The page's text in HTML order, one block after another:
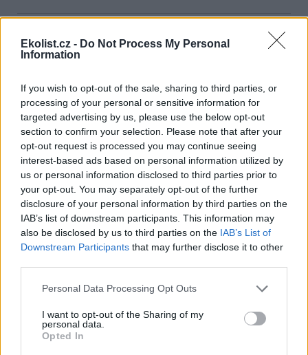
Ekolist.cz - Do Not Process My Personal
Information
If you wish to opt-out of the sale, sharing to third parties, or
processing of your personal or sensitive information for
targeted advertising by us, please use the below opt-out
section to confirm your selection. Please note that after your
opt-out request is processed you may continue seeing
interest-based ads based on personal information utilized by
us or personal information disclosed to third parties prior to
your opt-out. You may separately opt-out of the further
disclosure of your personal information by third parties on the
IAB’s list of downstream participants. This information may
also be disclosed by us to third parties on the IAB’s List of
Downstream Participants that may further disclose it to other
Personal Data Processing Opt Outs
I want to opt-out of the Sharing of my
personal data.
Opted In
V národním parku v Keni uhynulo až 15 slonů, úřady
zkoumají příčinu
29.7.2026 19:07 (
15 slonů, k němuž došlo v
uplynulém měsíci v národním
v této východoafrické zemi
opakovaně objevily případy otrav slonů, které souvisely s
pytláctvím, uvedla agentura AP.
Soud v Plzni dal pokutu a zákaz funkcí za legalizaci
cesty u Klínovce
29.7.2026 15:51 (ČTK)
Pokutu 73 000 korun a zákaz
výkonu funkcí spojených s
řídící, organizační a
rozhodovací pravomocí ve
vyměřil v odvolacím řízení Krajský soud v Plzni vedoucí stavebního
server Novinky , podle nějž úřednice vydala před šesti lety v
rozporu se stavebním zákonem několik rozhodnutí ve snaze
legalizovat načerno budovanou lesní cestu klíčovou pro propojení